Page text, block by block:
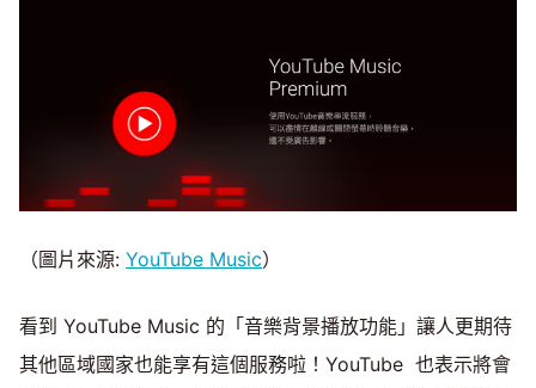
（圖片來源: YouTube Music）
看到 YouTube Music 的「音樂背景播放功能」讓人更期待
其他區域國家也能享有這個服務啦！YouTube 也表示將會